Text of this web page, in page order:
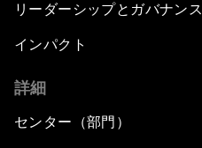
リーダーシップとガバナンス
インパクト
詳細
センター（部門）